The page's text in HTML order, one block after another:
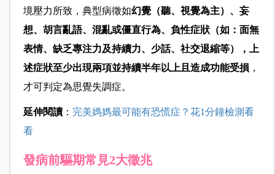
境壓力所致，典型病徵如幻覺（聽、視覺為主）、妄
想、胡言亂語、混亂或僵直行為、負性症狀（如：面無
表情、缺乏專注力及持續力、少話、社交退縮等），上
述症狀至少出現兩項並持續半年以上且造成功能受損 ，
才可判定為思覺失調症。
延伸閱讀： 完美媽媽最可能有恐慌症？花1分鐘檢測看
看
發病前驅期常見2大徵兆